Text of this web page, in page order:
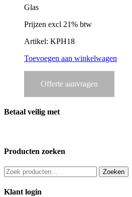
Glas
Prijzen excl 21% btw
Artikel: KPH18
Toevoegen aan winkelwagen
Offerte aanvragen
Betaal veilig met
Producten zoeken
Zoeken
naar:
Zoeken
Klant login